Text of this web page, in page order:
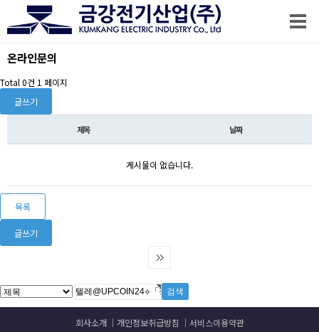
온라인문의
Total 0건 1 페이지
글쓰기
제목 날짜
게시물이 없습니다.
목록
글쓰기
회사소개 개인정보취급방침
서비스이용약관